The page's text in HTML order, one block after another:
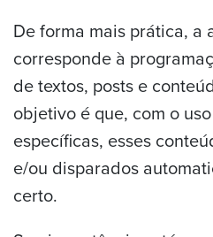
De forma mais prática, a
corresponde à
de textos, posts e
objetivo é que, com o
específicas, esses
e/ou disparados
certo.